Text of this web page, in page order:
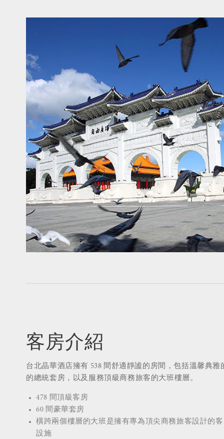
客房介紹
台北晶華酒店擁有 538 間舒適靜謐的房間，包括溫馨典
的總統套房，以及服務頂級商務旅客的大班樓層。
478 間頂級客房
60 間豪華套房
橫跨兩個樓層的大班是擁有專為頂尖商務旅客設計的
設施